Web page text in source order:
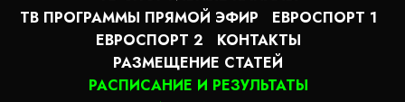
ТВ ПРОГРАММЫ ПРЯМОЙ ЭФИР
ЕВРОСПОРТ 1
ЕВРОСПОРТ 2
КОНТАКТЫ
РАЗМЕЩЕНИЕ СТАТЕЙ
РАСПИСАНИЕ И РЕЗУЛЬТАТЫ